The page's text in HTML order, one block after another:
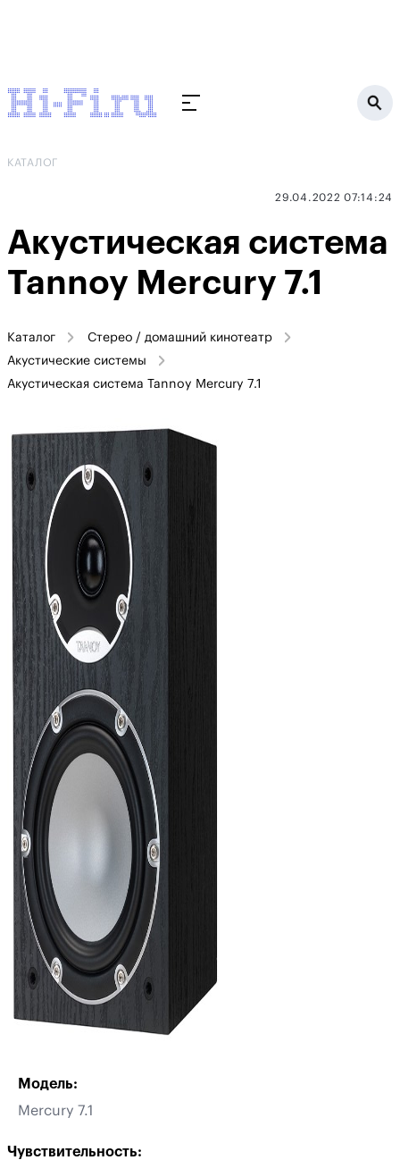
КАТАЛОГ
29.04.2022 07:14:24
Акустическая система
Tannoy Mercury 7.1
Каталог
Стерео / домашний кинотеатр
Акустические системы
Акустическая система Tannoy Mercury 7.1
Модель:
Mercury 7.1
Чувствительность: